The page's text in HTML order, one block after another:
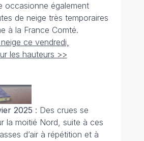
occasionne également
de neige très temporaires
à la France Comté.
ce vendredi,
les hauteurs >>
2025 : Des crues se
la moitié Nord, suite à ces
d’air à répétition et à